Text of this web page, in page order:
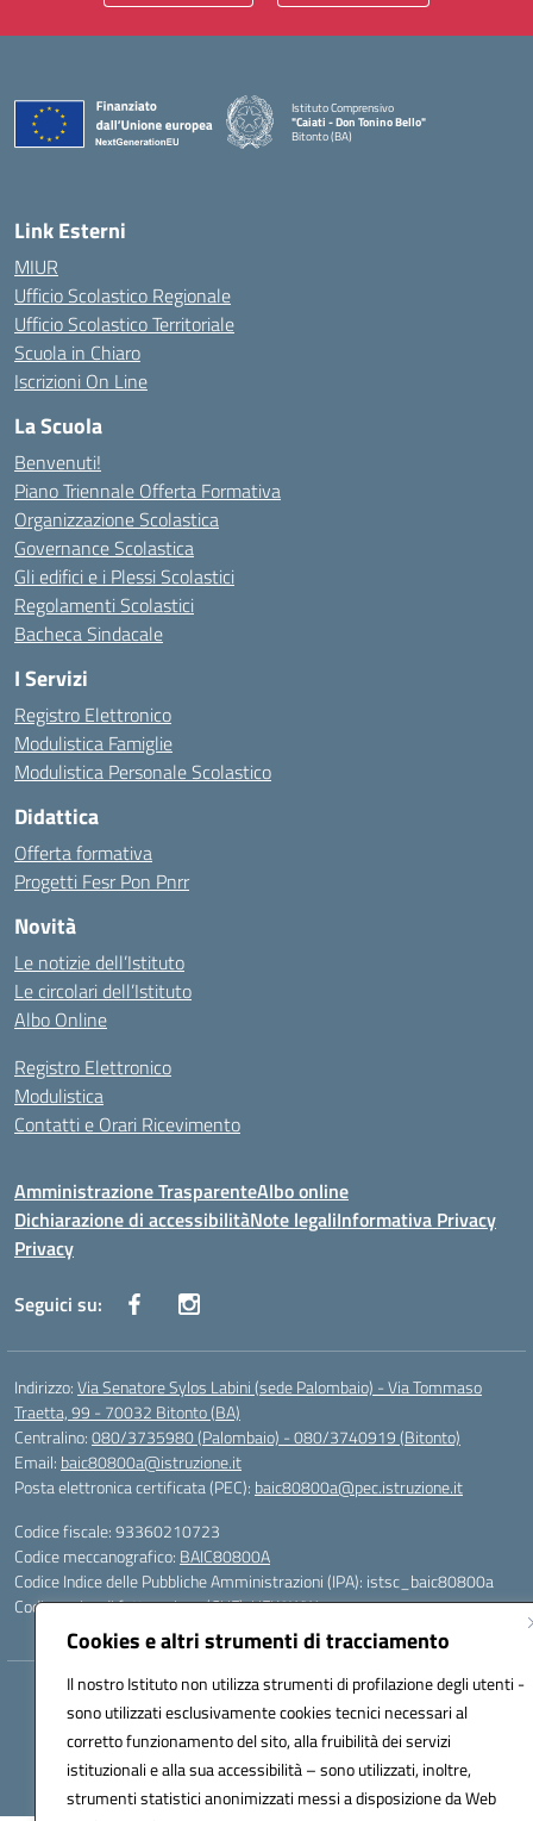
Cookies e altri strumenti di tracciamento
Il nostro Istituto non utilizza strumenti di profilazione degli utenti -
sono utilizzati esclusivamente cookies tecnici necessari al
corretto funzionamento del sito, alla fruibilità dei servizi
istituzionali e alla sua accessibilità – sono utilizzati, inoltre,
strumenti statistici anonimizzati messi a disposizione da Web
Istituto Comprensivo
"Caiati - Don Tonino Bello"
Bitonto (BA)
Link Esterni
MIUR
Ufficio Scolastico Regionale
Ufficio Scolastico Territoriale
Scuola in Chiaro
Iscrizioni On Line
La Scuola
Benvenuti!
Piano Triennale Offerta Formativa
Organizzazione Scolastica
Governance Scolastica
Gli edifici e i Plessi Scolastici
Regolamenti Scolastici
Bacheca Sindacale
I Servizi
Registro Elettronico
Modulistica Famiglie
Modulistica Personale Scolastico
Didattica
Offerta formativa
Progetti Fesr Pon Pnrr
Novità
Le notizie dell’Istituto
Le circolari dell’Istituto
Albo Online
Registro Elettronico
Modulistica
Contatti e Orari Ricevimento
Amministrazione TrasparenteAlbo online
Dichiarazione di accessibilitàNote legaliInformativa Privacy
Privacy
Seguici su:
Indirizzo:Via Senatore Sylos Labini (sede Palombaio) - Via Tommaso
Traetta, 99 - 70032 Bitonto (BA)
Centralino:080/3735980 (Palombaio) - 080/3740919 (Bitonto)
Email: baic80800a@istruzione.it
Posta elettronica certificata (PEC): baic80800a@pec.istruzione.it
Codice fiscale: 93360210723
Codice meccanografico: BAIC80800A
Codice Indice delle Pubbliche Amministrazioni (IPA): istsc_baic80800a
Codice unico di fatturazione (CUF): UFK0WW
Hosting & Powered by 3D Solution S.r.l.
Concept & Design by Designers Italia